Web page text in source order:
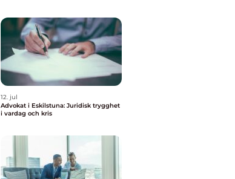
12. jul
Advokat i Eskilstuna: Juridisk trygghet
i vardag och kris